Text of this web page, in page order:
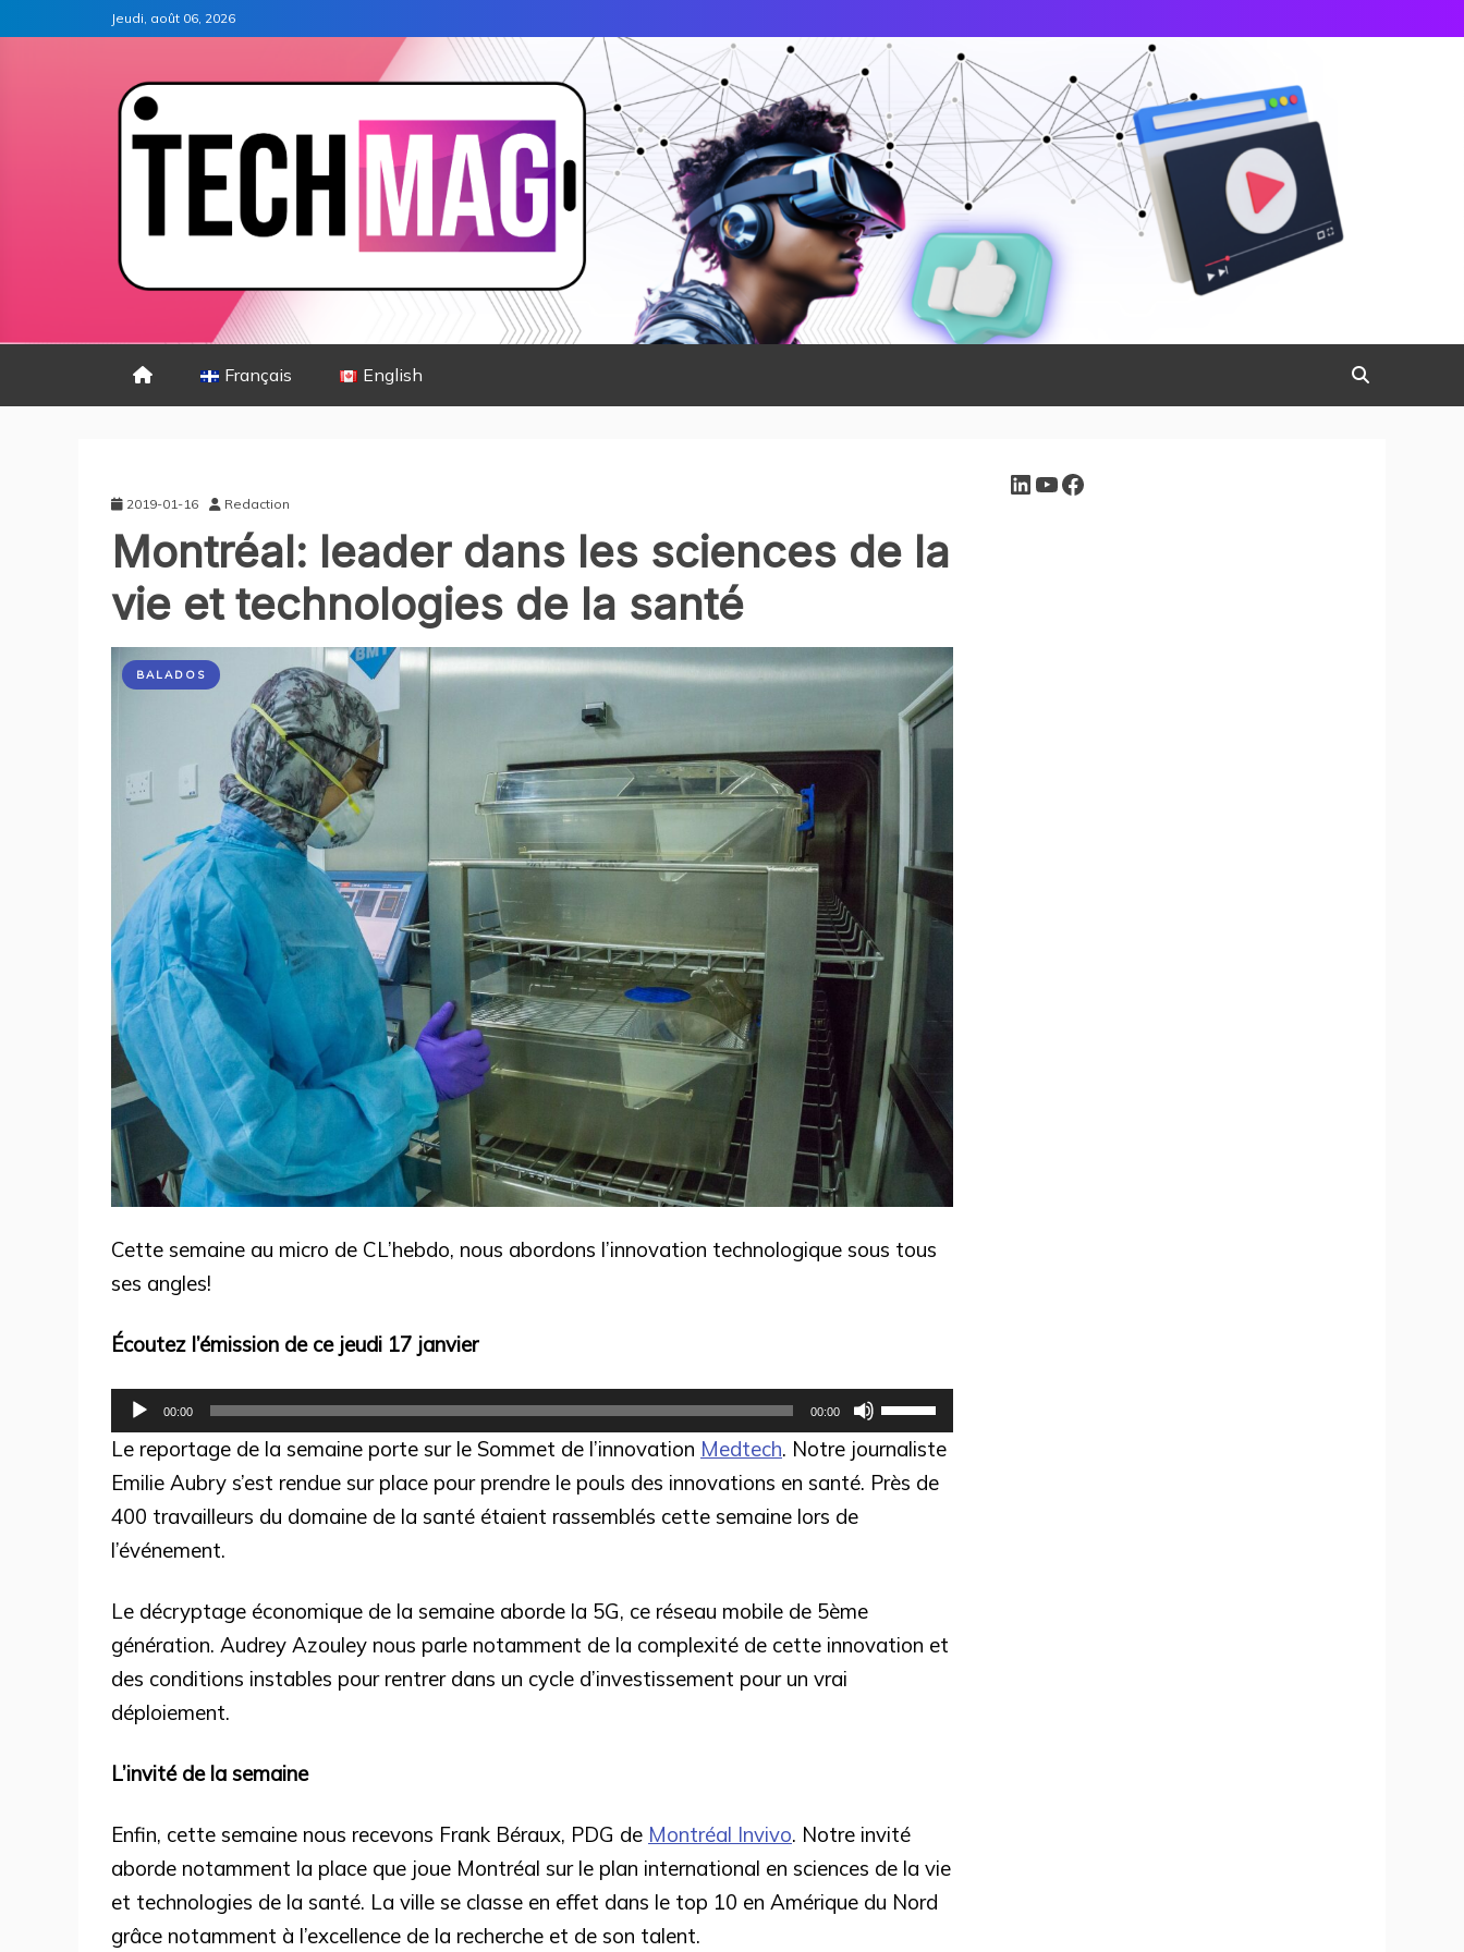
Jeudi, août 06, 2026
Français English
2019-01-16 Redaction
Montréal: leader dans les sciences de la
vie et technologies de la santé
BALADOS
Cette semaine au micro de CL’hebdo, nous abordons l’innovation technologique sous tous
ses angles!
Écoutez l’émission de ce jeudi 17 janvier
Lecteur
audio
00:00 00:00
Utilisez
les
flèches
haut/bas
le
Le reportage de la semaine porte sur le Sommet de l’innovation Medtech. Notre journaliste
Emilie Aubry s’est rendue sur place pour prendre le pouls des innovations en santé. Près de
400 travailleurs du domaine de la santé étaient rassemblés cette semaine lors de
l’événement.
Le décryptage économique de la semaine aborde la 5G, ce réseau mobile de 5ème
génération. Audrey Azouley nous parle notamment de la complexité de cette innovation et
des conditions instables pour rentrer dans un cycle d’investissement pour un vrai
déploiement.
L’invité de la semaine
Enfin, cette semaine nous recevons Frank Béraux, PDG de Montréal Invivo. Notre invité
aborde notamment la place que joue Montréal sur le plan international en sciences de la vie
et technologies de la santé. La ville se classe en effet dans le top 10 en Amérique du Nord
grâce notamment à l’excellence de la recherche et de son talent.